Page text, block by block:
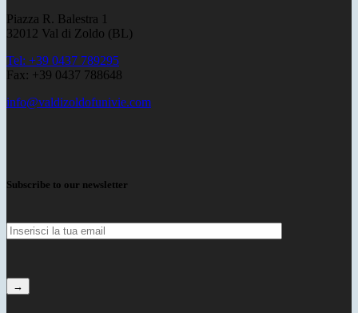
Piazza R. Balestra 1
32012 Val di Zoldo (BL)
Tel: +39 0437 789295
Fax: +39 0437 788648
info@valdizoldofunivie.com
Subscribe to our newsletter